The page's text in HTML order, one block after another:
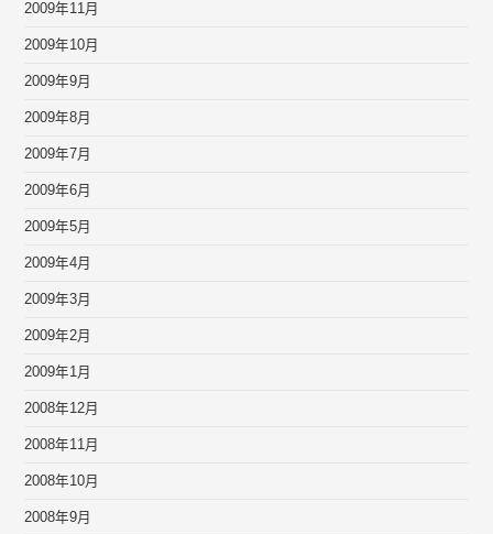
2009年11月
2009年10月
2009年9月
2009年8月
2009年7月
2009年6月
2009年5月
2009年4月
2009年3月
2009年2月
2009年1月
2008年12月
2008年11月
2008年10月
2008年9月